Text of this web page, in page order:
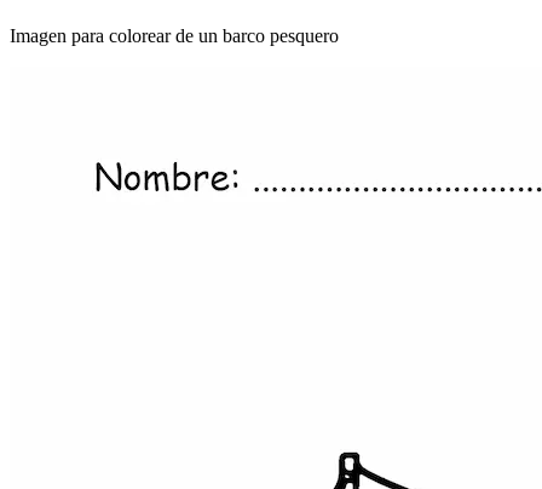
Imagen para colorear de un barco pesquero